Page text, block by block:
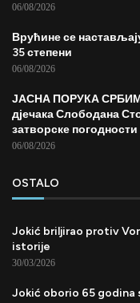
06/08/2026
Врућине се
35 степени
06/08/2026
ЈАСНА ПОРУКА
дјечака Слободана
затворске погодности
06/08/2026
OSTALO
Jokić briljirao protiv
istorije
30/03/2026
Jokić oborio 65 godina